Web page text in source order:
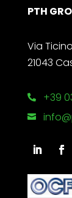
PTH
Via
21043
 +39
